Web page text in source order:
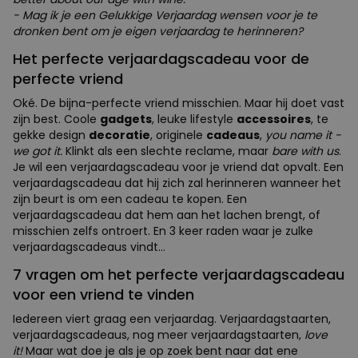
écht niet weet welk verjaardagscadeau je kan kopen voor
je vriend, hebben we gelukkig nog 1 joker achter de hand:
personaliseerbare verjaardagscadeaus
schreven al dat verjaardagscadeaus met een herinnering
altijd werken. Wel. Met een personaliseerbaar
verjaardagscadeau voor een vriend kan je nog een stapje
verdergaan. Kies jeproduct, kies jedesign, kies je
kleurtjes, plak er eenquotetegenaan, en klaar! Even
hopeloos inspiratieloos als het om quotes voor
verjaardagen van vrienden gaat? Tadaaah:
- Here's to another year of laughing until it hurts, dealing
with stupid people, and keepin each other moderately sane.
- Ik wou de eerste zijn om je een Gelukkige Verjaardag te
wensen zodat ik me beter kan voelen dan al je andere
vrienden.
- Like a wine we get better with age. Or rather, we feel
better about our age with wine.
- Mag ik je een Gelukkige Verjaardag wensen voor je te
dronken bent om je eigen verjaardag te herinneren?
Het perfecte verjaardagscadeau voor de
perfecte vriend